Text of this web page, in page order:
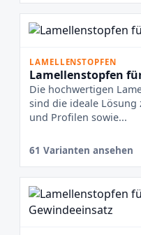
LAMELLENSTOPFEN
Lamellenstopfen
Die hochwertigen
sind die ideale Lösung
und Profilen sowie...
61 Varianten ansehen